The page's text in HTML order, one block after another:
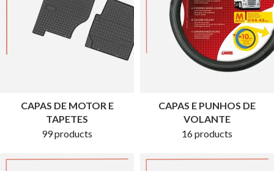
CAPAS DE MOTOR E
TAPETES
99 products
CAPAS E PUNHOS DE
VOLANTE
16 products